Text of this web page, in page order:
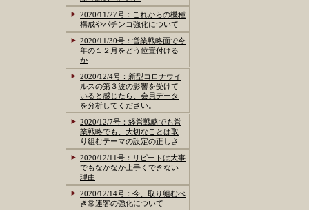
2020/11/27号：これからの機種
構成やパチンコ強化について
2020/11/30号：営業戦略面で今
年の１２月をどう位置付ける
か
2020/12/4号：新型コロナウイ
ルスの第３波の影響を受けて
いると感じたら、会員データ
を分析してください。
2020/12/7号：経営戦略でも営
業戦略でも、大切なことは取
り組むテーマの設定の正しさ
2020/12/11号：リピートは大事
でもなかなか上手くできない
理由
2020/12/14号：今、取り組むべ
き常連客の強化について